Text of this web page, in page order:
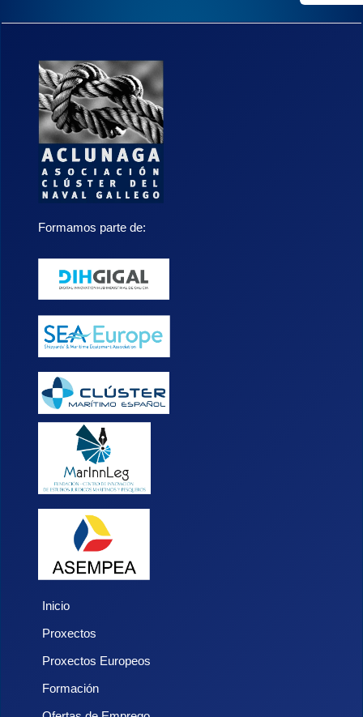
Formamos parte de:
Inicio
Proxectos
Proxectos Europeos
Formación